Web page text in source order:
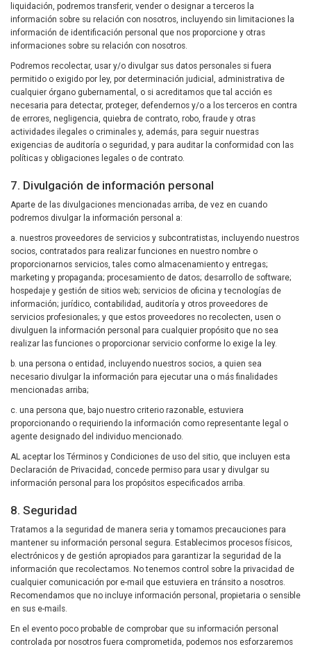
liquidación, podremos transferir, vender o designar a terceros la
información sobre su relación con nosotros, incluyendo sin limitaciones la
información de identificación personal que nos proporcione y otras
informaciones sobre su relación con nosotros.
Podremos recolectar, usar y/o divulgar sus datos personales si fuera
permitido o exigido por ley, por determinación judicial, administrativa de
cualquier órgano gubernamental, o si acreditamos que tal acción es
necesaria para detectar, proteger, defendernos y/o a los terceros en contra
de errores, negligencia, quiebra de contrato, robo, fraude y otras
actividades ilegales o criminales y, además, para seguir nuestras
exigencias de auditoría o seguridad, y para auditar la conformidad con las
políticas y obligaciones legales o de contrato.
7. Divulgación de información personal
Aparte de las divulgaciones mencionadas arriba, de vez en cuando
podremos divulgar la información personal a:
a. nuestros proveedores de servicios y subcontratistas, incluyendo nuestros
socios, contratados para realizar funciones en nuestro nombre o
proporcionarnos servicios, tales como almacenamiento y entregas;
marketing y propaganda; procesamiento de datos; desarrollo de software;
hospedaje y gestión de sitios web; servicios de oficina y tecnologías de
información; jurídico, contabilidad, auditoría y otros proveedores de
servicios profesionales; y que estos proveedores no recolecten, usen o
divulguen la información personal para cualquier propósito que no sea
realizar las funciones o proporcionar servicio conforme lo exige la ley.
b. una persona o entidad, incluyendo nuestros socios, a quien sea
necesario divulgar la información para ejecutar una o más finalidades
mencionadas arriba;
c. una persona que, bajo nuestro criterio razonable, estuviera
proporcionando o requiriendo la información como representante legal o
agente designado del individuo mencionado.
AL aceptar los Términos y Condiciones de uso del sitio, que incluyen esta
Declaración de Privacidad, concede permiso para usar y divulgar su
información personal para los propósitos especificados arriba.
8. Seguridad
Tratamos a la seguridad de manera seria y tomamos precauciones para
mantener su información personal segura. Establecimos procesos físicos,
electrónicos y de gestión apropiados para garantizar la seguridad de la
información que recolectamos. No tenemos control sobre la privacidad de
cualquier comunicación por e-mail que estuviera en tránsito a nosotros.
Recomendamos que no incluye información personal, propietaria o sensible
en sus e-mails.
En el evento poco probable de comprobar que su información personal
controlada por nosotros fuera comprometida, podemos nos esforzaremos